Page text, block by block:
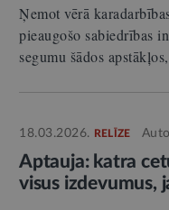
Ņemot vērā
pieaugošo sabiedrības
segumu šādos
18.03.2026. RELĪZE
Aptauja: katra
visus izdevumus,